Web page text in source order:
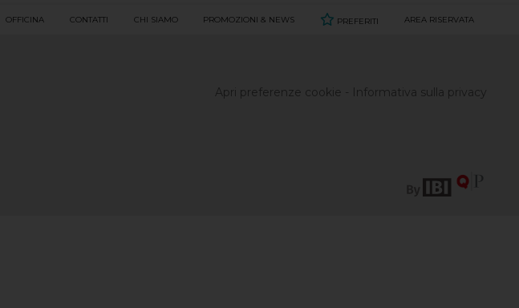
OFFICINA CONTATTI CHI SIAMO PROMOZIONI & NEWS PREFERITI AREA RISERVATA
Apri preferenze cookie - Informativa sulla privacy